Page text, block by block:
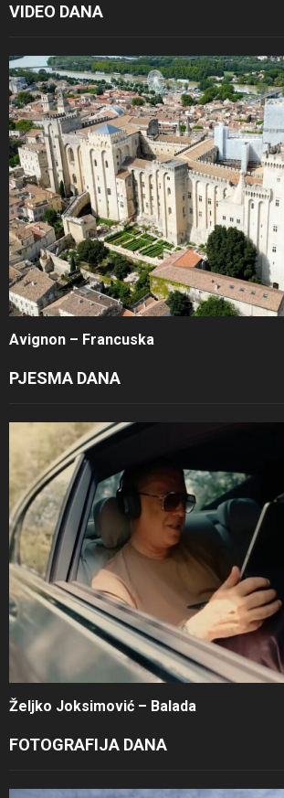
VIDEO DANA
Avignon – Francuska
PJESMA DANA
Željko Joksimović – Balada
FOTOGRAFIJA DANA